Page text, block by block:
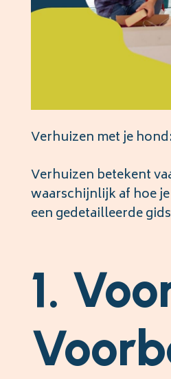
Verhuizen met je
Verhuizen betekent
waarschijnlijk af hoe
een gedetailleerde
1.